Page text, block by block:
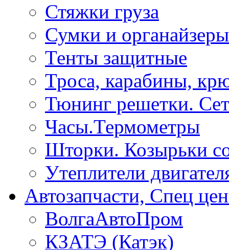
Стяжки груза
Сумки и органайзеры
Тенты защитные
Троса, карабины,
Тюнинг решетки.
Часы.Термометры
Шторки. Козырьки
Утеплители
Автозапчасти, Спец
ВолгаАвтоПром
КЗАТЭ (Катэк)